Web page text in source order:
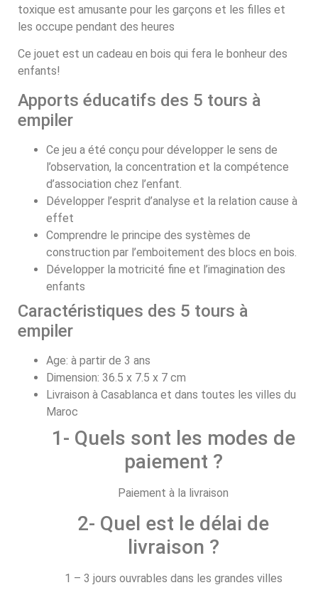
toxique est amusante pour les garçons et les filles et
les occupe pendant des heures
Ce jouet est un cadeau en bois qui fera le bonheur des
enfants!
Apports éducatifs des 5 tours à
empiler
Ce jeu a été conçu pour développer le sens de
l’observation, la concentration et la compétence
d’association chez l’enfant.
Développer l’esprit d’analyse et la relation cause à
effet
Comprendre le principe des systèmes de
construction par l’emboitement des blocs en bois.
Développer la motricité fine et l’imagination des
enfants
Caractéristiques des 5 tours à
empiler
Age: à partir de 3 ans
Dimension: 36.5 х 7.5 х 7 cm
Livraison à Casablanca et dans toutes les villes du
Maroc
1- Quels sont les modes de
paiement ?
Paiement à la livraison
2- Quel est le délai de
livraison ?
1 – 3 jours ouvrables dans les grandes villes